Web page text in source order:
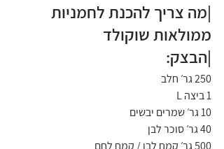
|מה צריך להכנת לחמניות
ממולאות שוקולד
|הבצק:
250 גר׳ חלב
1 ביצה L
10 גר׳ שמרים יבשים
40 גר׳ סוכר לבן
500 גר׳ קמח לבן / קמח לחם